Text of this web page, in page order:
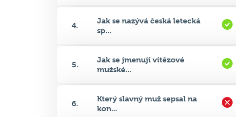
5.
Jak se jmenují vítězové
mužské...
6.
Který slavný muž sepsal na
kon...
7.
Nyní uvidíte krátký úryvek z
p...